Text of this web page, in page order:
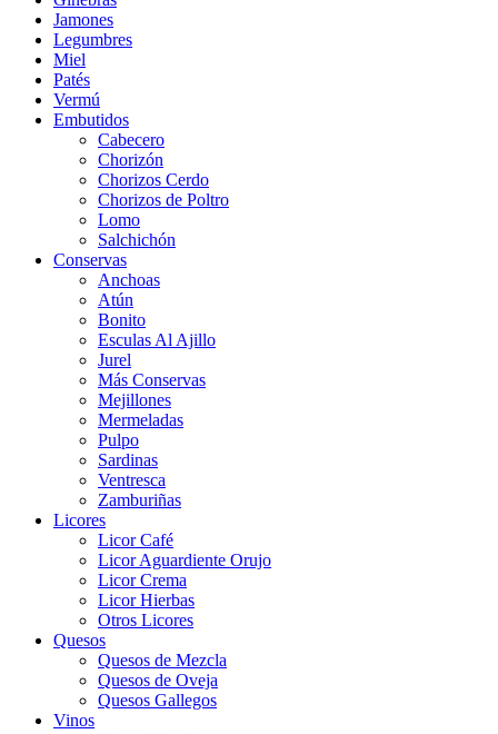
Jamones
Legumbres
Miel
Patés
Vermú
Embutidos
Cabecero
Chorizón
Chorizos Cerdo
Chorizos de Poltro
Lomo
Salchichón
Conservas
Anchoas
Atún
Bonito
Esculas Al Ajillo
Jurel
Más Conservas
Mejillones
Mermeladas
Pulpo
Sardinas
Ventresca
Zamburiñas
Licores
Licor Café
Licor Aguardiente Orujo
Licor Crema
Licor Hierbas
Otros Licores
Quesos
Quesos de Mezcla
Quesos de Oveja
Quesos Gallegos
Vinos